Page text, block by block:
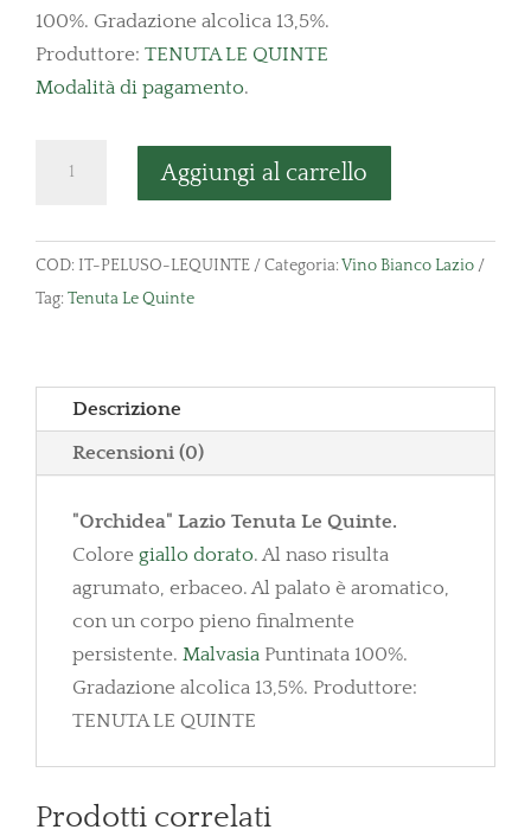
100%. Gradazione alcolica 13,5%.
Produttore: TENUTA LE QUINTE
Modalità di pagamento.
Tenuta
Le
Aggiungi al carrello
COD: IT-PELUSO-LEQUINTE Categoria:Vino Bianco Lazio
Tag: Tenuta Le Quinte
Descrizione
Recensioni (0)
"Orchidea" Lazio Tenuta Le Quinte.
Colore giallo dorato. Al naso risulta
agrumato, erbaceo. Al palato è aromatico,
con un corpo pieno finalmente
persistente. Malvasia Puntinata 100%.
Gradazione alcolica 13,5%. Produttore:
TENUTA LE QUINTE
Prodotti correlati